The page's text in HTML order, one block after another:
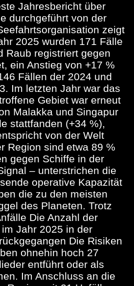
Jahresbericht über
durchgeführt von der
zeigt
2025 wurden 171 Fälle
Raub registriert gegen
ein Anstieg von +17 %
Fällen der 2024 und
Im letzten Jahr war das
Gebiet war erneut
Malakka und Singapur
stattfanden (+34 %),
von der Welt
Region sind etwa 89 %
gegen Schiffe in der
– unterstrichen die
operative Kapazität
die zu den meisten
des Planeten. Trotz
Die Anzahl der
Jahr 2025 in der
Die Risiken
ohnehin hoch 27
entführt oder als
Im Anschluss an die